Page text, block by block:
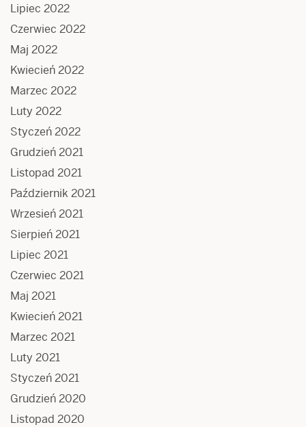
Lipiec 2022
Czerwiec 2022
Maj 2022
Kwiecień 2022
Marzec 2022
Luty 2022
Styczeń 2022
Grudzień 2021
Listopad 2021
Październik 2021
Wrzesień 2021
Sierpień 2021
Lipiec 2021
Czerwiec 2021
Maj 2021
Kwiecień 2021
Marzec 2021
Luty 2021
Styczeń 2021
Grudzień 2020
Listopad 2020